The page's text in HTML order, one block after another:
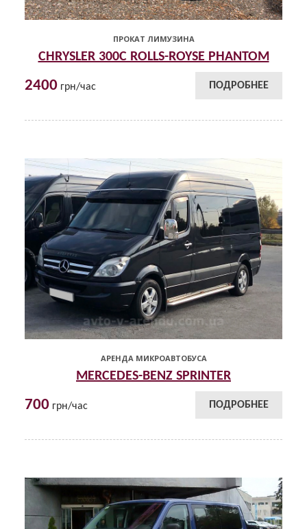
ПРОКАТ ЛИМУЗИНА
CHRYSLER 300C ROLLS-ROYSE PHANTOM
2400 грн/час ПОДРОБНЕЕ
АРЕНДА МИКРОАВТОБУСА
MERCEDES-BENZ SPRINTER
700 грн/час ПОДРОБНЕЕ